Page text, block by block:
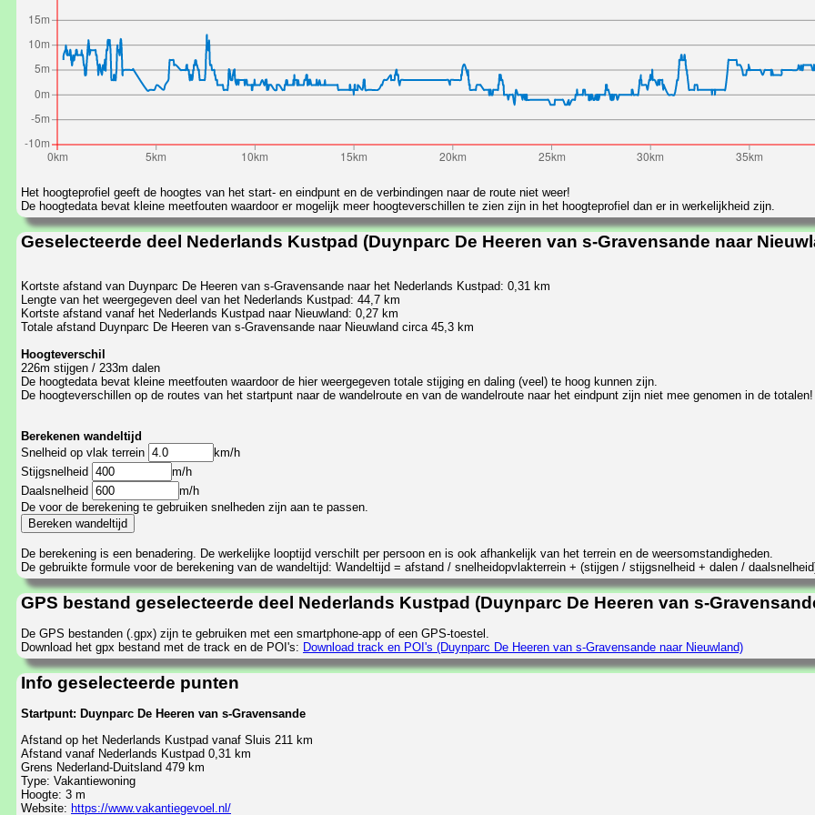
Het hoogteprofiel geeft de hoogtes van het start- en eindpunt en de verbindingen naar de route niet weer!
De hoogtedata bevat kleine meetfouten waardoor er mogelijk meer hoogteverschillen te zien zijn in het hoogteprofiel dan er in werkelijkheid zijn.
Geselecteerde deel Nederlands Kustpad (Duynparc De Heeren van s-Gravensande naar
Kortste afstand van Duynparc De Heeren van s-Gravensande naar het Nederlands Kustpad: 0,31 km
Lengte van het weergegeven deel van het Nederlands Kustpad: 44,7 km
Kortste afstand vanaf het Nederlands Kustpad naar Nieuwland: 0,27 km
Totale afstand Duynparc De Heeren van s-Gravensande naar Nieuwland circa 45,3 km
Hoogteverschil
226m stijgen / 233m dalen
De hoogtedata bevat kleine meetfouten waardoor de hier weergegeven totale stijging en daling (veel) te hoog kunnen zijn.
De hoogteverschillen op de routes van het startpunt naar de wandelroute en van de wandelroute naar het eindpunt zijn niet mee genomen in de totalen!
Berekenen wandeltijd
Snelheid op vlak terrein
km/h
Stijgsnelheid
m/h
Daalsnelheid
m/h
De voor de berekening te gebruiken snelheden zijn aan te passen.
De berekening is een benadering. De werkelijke looptijd verschilt per persoon en is ook afhankelijk van het terrein en de weersomstandigheden.
De gebruikte formule voor de berekening van de wandeltijd: Wandeltijd = afstand / snelheidopvlakterrein + (stijgen / stijgsnelheid + dalen /
GPS bestand geselecteerde deel Nederlands Kustpad (Duynparc De Heeren van s-
De GPS bestanden (.gpx) zijn te gebruiken met een smartphone-app of een GPS-toestel.
Download het gpx bestand met de track en de POI's: Download track en POI's (Duynparc De Heeren van s-Gravensande naar Nieuwland)
Info geselecteerde punten
Startpunt: Duynparc De Heeren van s-Gravensande
Afstand op het Nederlands Kustpad vanaf Sluis 211 km
Afstand vanaf Nederlands Kustpad 0,31 km
Grens Nederland-Duitsland 479 km
Type: Vakantiewoning
Hoogte: 3 m
Website: https://www.vakantiegevoel.nl/